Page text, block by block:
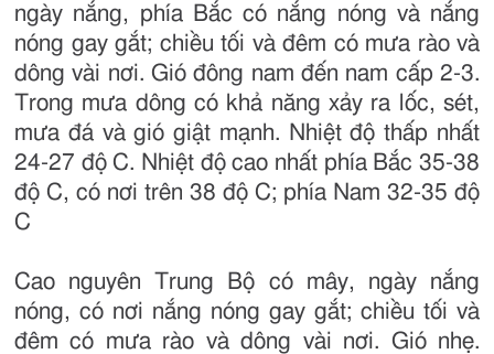
ngày nắng, phía Bắc có nắng nóng và nắng
nóng gay gắt; chiều tối và đêm có mưa rào và
dông vài nơi. Gió đông nam đến nam cấp 2-3.
Trong mưa dông có khả năng xảy ra lốc, sét,
mưa đá và gió giật mạnh. Nhiệt độ thấp nhất
24-27 độ C. Nhiệt độ cao nhất phía Bắc 35-38
độ C, có nơi trên 38 độ C; phía Nam 32-35 độ
C
Cao nguyên Trung Bộ có mây, ngày nắng
nóng, có nơi nắng nóng gay gắt; chiều tối và
đêm có mưa rào và dông vài nơi. Gió nhẹ.